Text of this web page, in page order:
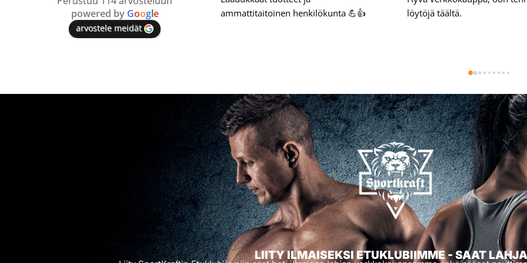
powered by Google
arvostele meidät
ammattitaitoinen henkilökunta 💪👍
löytöjä täältä.
LIITY ILMAISEKSI ETUKLUBIIMME - SAAT